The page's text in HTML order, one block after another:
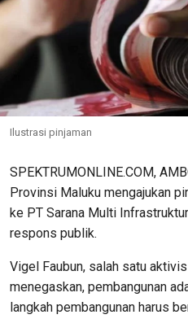
Ilustrasi pinjaman
SPEKTRUMONLINE.COM,
Provinsi Maluku mengajukan
ke PT Sarana Multi
respons publik.
Vigel Faubun, salah satu
menegaskan, pembangunan
langkah pembangunan harus